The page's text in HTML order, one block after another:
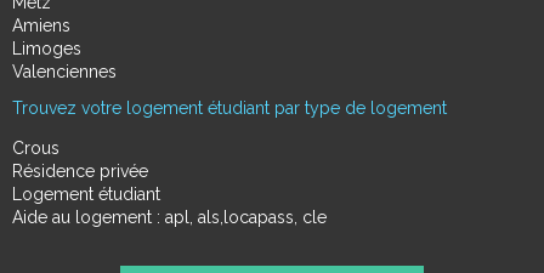
Amiens
Limoges
Valenciennes
Trouvez votre logement étudiant par type de logement
Crous
Résidence privée
Logement étudiant
Aide au logement : apl, als,locapass, cle